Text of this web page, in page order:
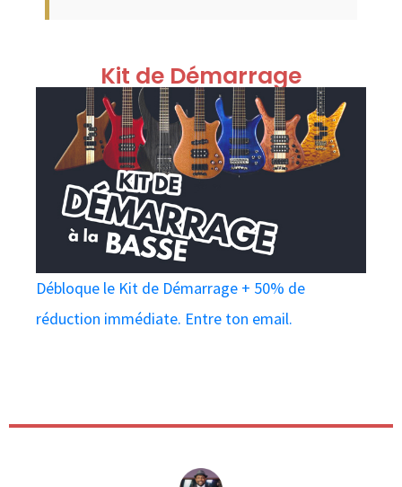
Kit de Démarrage
Débloque le Kit de Démarrage + 50% de
réduction immédiate. Entre ton email.